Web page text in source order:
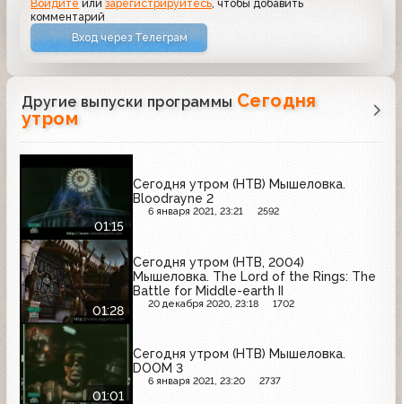
Войдите илизарегистрируйтесь , чтобы добавить
комментарий
Вход через Телеграм
Другие выпуски программы Сегодня
утром
01:15
Сегодня утром (НТВ) Мышеловка.
Bloodrayne 2
6 января 2021, 23:21 2592
01:28
Сегодня утром (НТВ, 2004)
Мышеловка. The Lord of the Rings: The
Battle for Middle-earth II
20 декабря 2020, 23:18 1702
01:01
Сегодня утром (НТВ) Мышеловка.
DOOM 3
6 января 2021, 23:20 2737